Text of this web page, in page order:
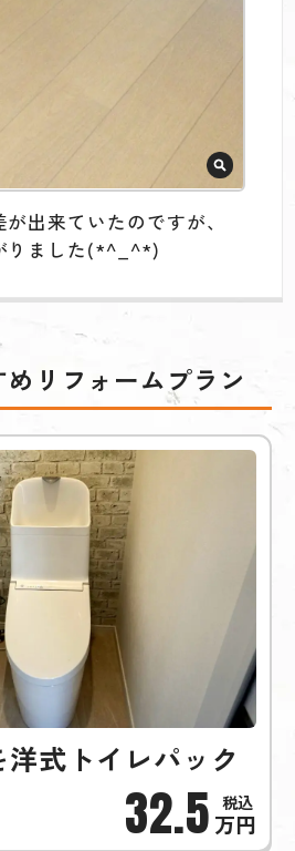
出来ていたのですが、
りました(*^_^*)
めリフォームプラン
式トイレパック
32.5 万円